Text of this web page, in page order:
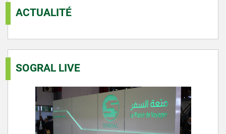
ACTUALITÉ
SOGRAL LIVE